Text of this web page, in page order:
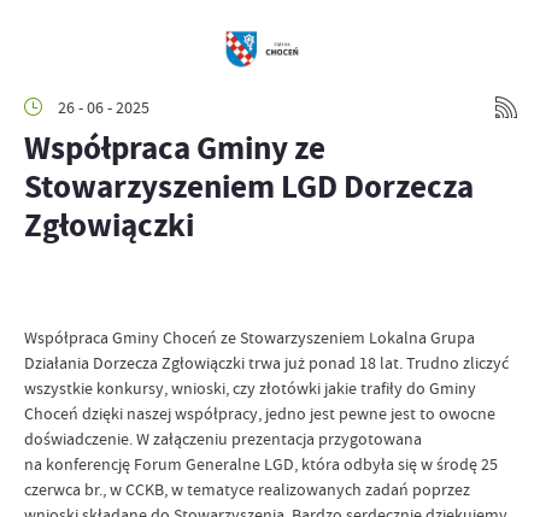
26 - 06 - 2025
Współpraca Gminy ze
Stowarzyszeniem LGD Dorzecza
Zgłowiączki
Współpraca Gminy Choceń ze Stowarzyszeniem Lokalna Grupa
Działania Dorzecza Zgłowiączki trwa już ponad 18 lat. Trudno zliczyć
wszystkie konkursy, wnioski, czy złotówki jakie trafiły do Gminy
Choceń dzięki naszej współpracy, jedno jest pewne jest to owocne
doświadczenie. W załączeniu prezentacja przygotowana
na konferencję Forum Generalne LGD, która odbyła się w środę 25
czerwca br., w CCKB, w tematyce realizowanych zadań poprzez